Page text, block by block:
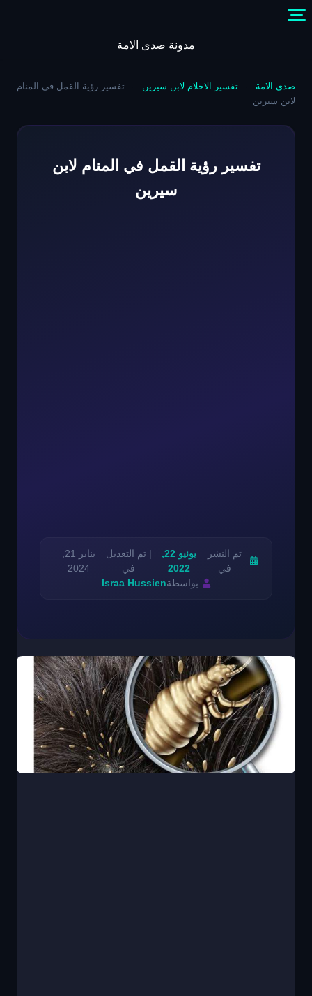
content
مدونة صدى الامة
صدى الامة - تفسير الاحلام لابن سيرين -
تفسير رؤية القمل في المنام
لابن سيرين
تفسير رؤية القمل في المنام لابن
سيرين
تم النشر
في
يونيو 22,
2022
| تم التعديل
في
يناير 21,
2024
بواسطةIsraa Hussien